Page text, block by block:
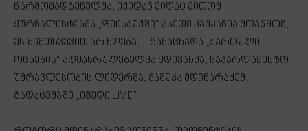
წარმომადგენელმა, იქიდან ვიღაც ვითომ
ჟურნალისტებმა „ფეისბუქში“ ასეთი კამპანია მოაწყონ,
ეს შემთხვევით არ ხდება, – განაცხადა „ქართული
ოცნების“ აღმასრულებელმა მდივანმა, საპარლამენტო
უმრავლესობის ლიდერმა, მამუკა მდინარაძემ,
გადაცემაში „იმედი LIVE”.